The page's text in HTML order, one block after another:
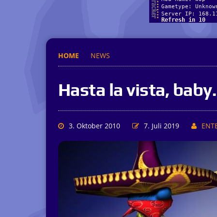
HOME NEWS
Hasta la vista,
3. Oktober 2010 7. Juli 2019